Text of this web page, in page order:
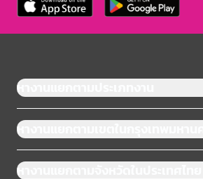
หางานแยกตามประเภทงาน
หางานแยกตามเขตในกรุงเทพมหานคร
หางานแยกตามจังหวัดในประเทศไทย